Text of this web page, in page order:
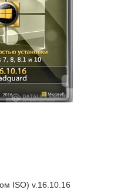
ISO) v.16.10.16